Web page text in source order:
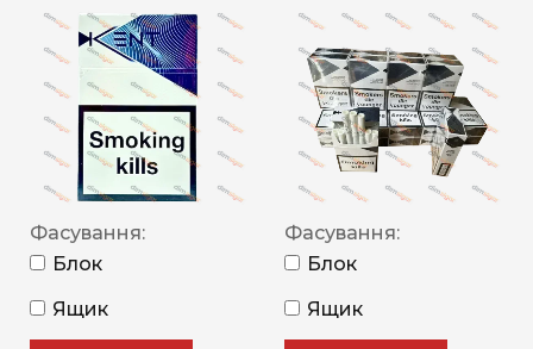
Фасування:
Блок
Ящик
Фасування:
Блок
Ящик